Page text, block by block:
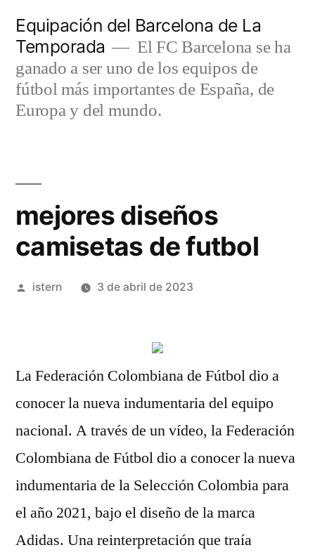
contenido
Equipación del Barcelona de La
Temporada
El FC Barcelona se ha
ganado a ser uno de los equipos de
fútbol más importantes de España, de
Europa y del mundo.
mejores diseños
camisetas de futbol
Publicado
istern 3 de abril de 2023
La Federación Colombiana de Fútbol dio a
conocer la nueva indumentaria del equipo
nacional. A través de un vídeo, la Federación
Colombiana de Fútbol dio a conocer la nueva
indumentaria de la Selección Colombia para
el año 2021, bajo el diseño de la marca
Adidas. Una reinterpretación que traía